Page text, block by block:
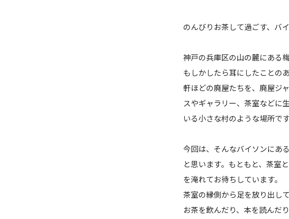
のんびりお茶して過ごす、バ
神戸の兵庫区の山の麓にある
もしかしたら耳にしたことの
軒ほどの廃屋たちを、廃屋ジ
スやギャラリー、茶室などに
いる小さな村のような場所です
今回は、そんなバイソンにあ
と思います。もともと、茶室
を淹れてお待ちしています。
茶室の縁側から足を放り出し
お茶を飲んだり、本を読んだ